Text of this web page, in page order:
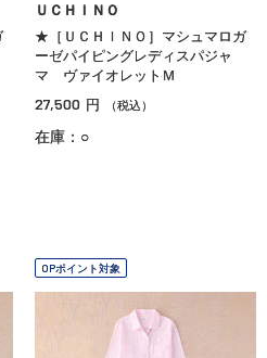
ＵＣＨＩＮＯ
★［ＵＣＨＩＮＯ］マシュマロガ
ーゼパイピングレディスパジャ
マ ヴァイオレットＭ
27,500 円 （税込）
在庫：○
OPポイント対象